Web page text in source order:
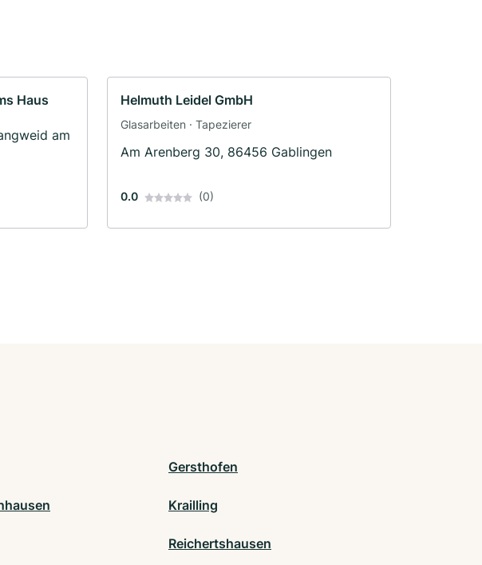
Haus
am
Helmuth Leidel GmbH
Glasarbeiten · Tapezierer
Am Arenberg 30, 86456 Gablingen
0.0 (0)
Gersthofen
Krailling
Reichertshausen